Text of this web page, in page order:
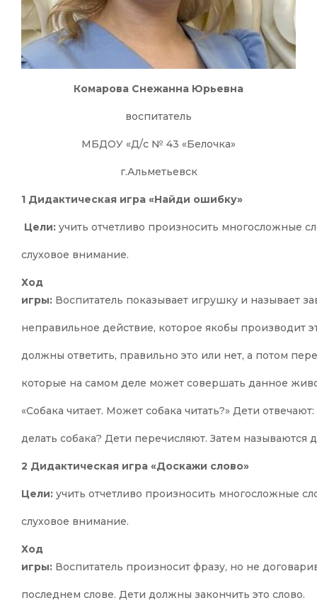
Комарова Снежанна Юрьевна
воспитатель
МБДОУ «Д/с № 43 «Белочка»
г.Альметьевск
1 Дидактическая игра «Найди ошибку»
Цели: учить отчетливо произносить многосложные
слуховое внимание.
Ход
игры: Воспитатель показывает игрушку и называет
неправильное действие, которое якобы производит
должны ответить, правильно это или нет, а потом
которые на самом деле может совершать данное
«Собака читает. Может собака читать?» Дети
делать собака? Дети перечисляют. Затем называются
2 Дидактическая игра «Доскажи слово»
Цели: учить отчетливо произносить многосложные
слуховое внимание.
Ход
игры: Воспитатель произносит фразу, но не
последнем слове. Дети должны закончить это слово.